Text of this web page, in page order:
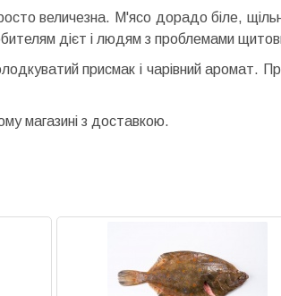
величезна. М'ясо дорадо біле,
дієт і людям з проблемами
присмак і чарівний аромат.
магазині з доставкою.